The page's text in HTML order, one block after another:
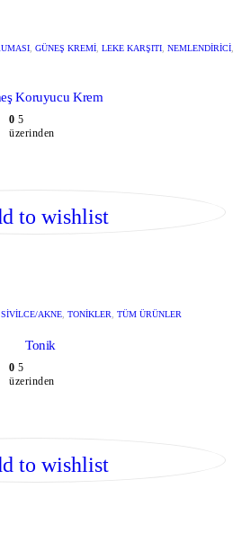
GÜNEŞ KREMI LEKE KARŞITI NEMLENDIRICI
Koruyucu Krem
0 5
üzerinden
to wishlist
SIVILCE/AKNE TONIKLER TÜM ÜRÜNLER
Tonik
0 5
üzerinden
to wishlist